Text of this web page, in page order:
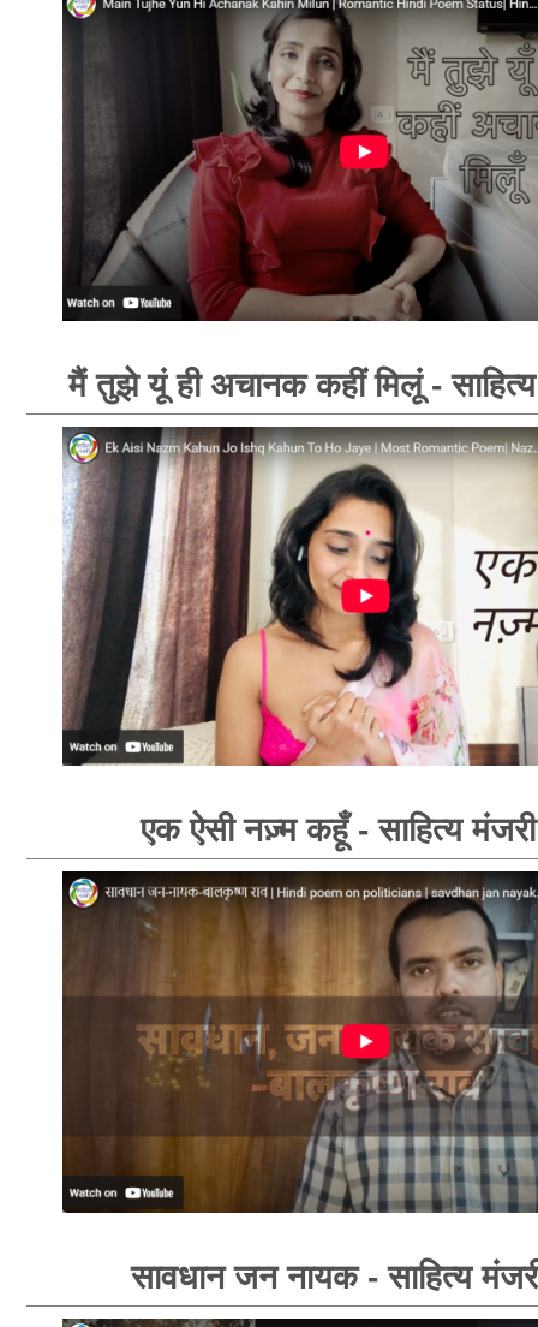
मैं तुझे यूं ही अचानक कहीं मिलूं -
एक ऐसी नज़्म कहूँ - साहित्य
सावधान जन नायक - साहित्य